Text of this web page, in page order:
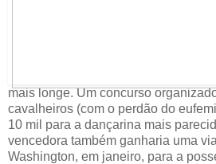
mais longe. Um concurso
cavalheiros (com o perdão do
10 mil para a dançarina mais
vencedora também ganharia uma
Washington, em janeiro, para a